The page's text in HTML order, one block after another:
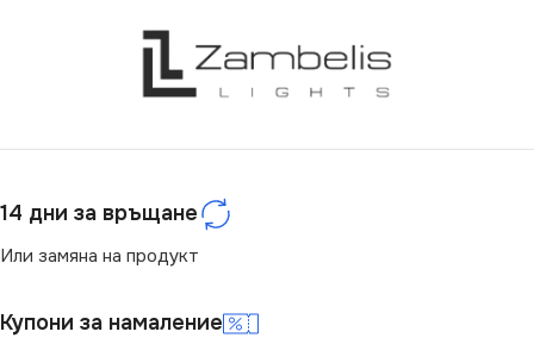
14 дни за връщане
Или замяна на продукт
Купони за намаление